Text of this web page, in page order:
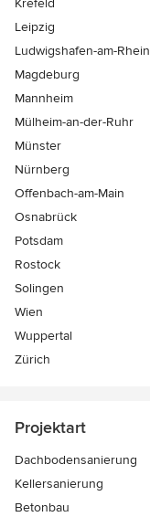
Krefeld
Leipzig
Ludwigshafen-am-Rhein
Magdeburg
Mannheim
Mülheim-an-der-Ruhr
Münster
Nürnberg
Offenbach-am-Main
Osnabrück
Potsdam
Rostock
Solingen
Wien
Wuppertal
Zürich
Projektart
Dachbodensanierung
Kellersanierung
Betonbau